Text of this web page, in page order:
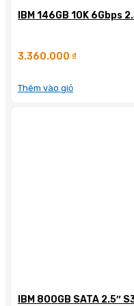
IBM 146GB 10K 6Gbps
3.360.000 ₫
Thêm vào giỏ
IBM 800GB SATA 2.5″